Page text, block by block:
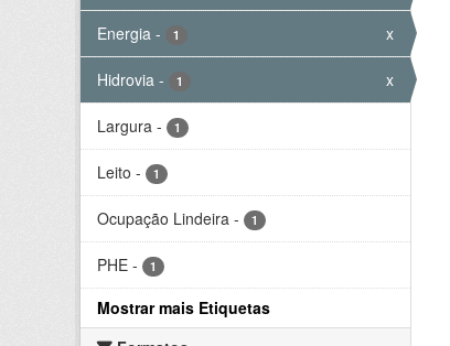
Energia - 1 x
Hidrovia - 1 x
Largura - 1
Leito - 1
Ocupação Lindeira - 1
PHE - 1
Mostrar mais Etiquetas